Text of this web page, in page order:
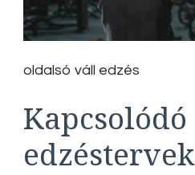
oldalsó váll edzés
Kapcsolódó
edzéstervek